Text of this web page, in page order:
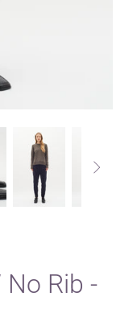

Rib -